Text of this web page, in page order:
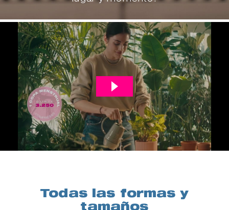
Todas las formas y
tamaños